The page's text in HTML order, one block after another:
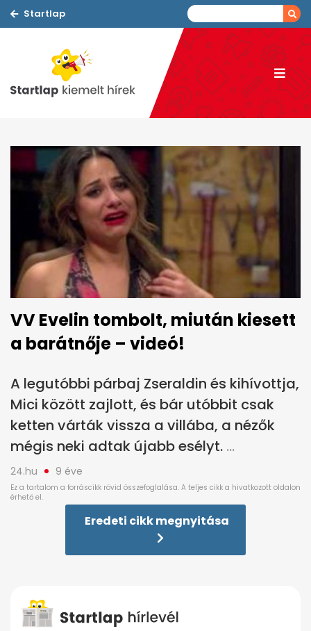
Startlap
VV Evelin tombolt, miután kiesett
a barátnője – videó!
A legutóbbi párbaj Zseraldin és kihívottja,
Mici között zajlott, és bár utóbbit csak
ketten várták vissza a villába, a nézők
mégis neki adtak újabb esélyt.
24.hu 9 éve
Eredeti cikk megnyitása